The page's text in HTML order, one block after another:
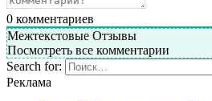
0 комментариев
Межтекстовые Отзывы
Посмотреть все комментарии
Search for:
Реклама